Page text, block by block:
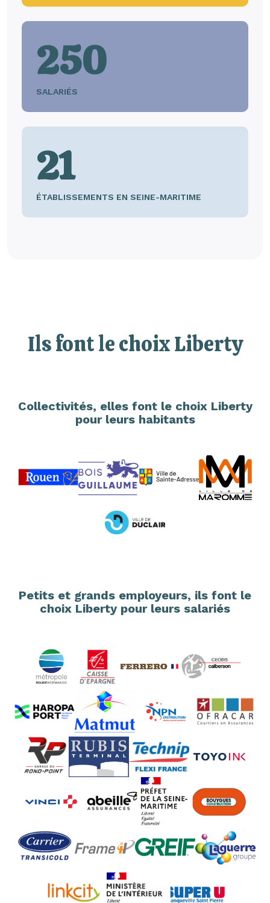
250
SALARIÉS
21
ÉTABLISSEMENTS EN SEINE-MARITIME
Ils font le choix Liberty
Collectivités, elles font le choix Liberty
pour leurs habitants
Petits et grands employeurs, ils font le
choix Liberty pour leurs salariés